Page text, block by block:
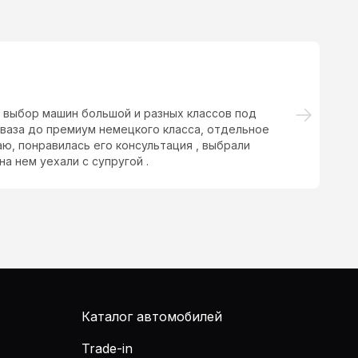
машин большой и разных классов под
до премиум немецкого класса, отдельное
понравилась его консультация , выбрали
нем уехали с супругой .
Каталог автомобилей
Trade-in